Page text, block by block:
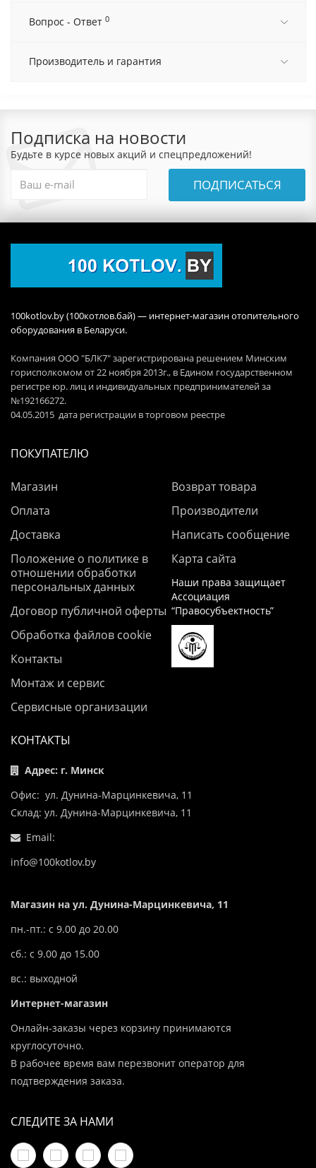
Вопрос - Ответ 0
Производитель и гарантия
Подписка на новости
Будьте в курсе новых акций и спецпредложений!
ПОДПИСАТЬСЯ
100kotlov.by (100котлов.бай) — интернет-магазин отопительного
оборудования в Беларуси.
Компания ООО "БЛК7" зарегистрирована решением Минским
горисполкомом от 22 ноября 2013г., в Едином государственном
регистре юр. лиц и индивидуальных предпринимателей за
№192166272.
04.05.2015 дата регистрации в торговом реестре
ПОКУПАТЕЛЮ
Магазин
Оплата
Доставка
Положение о политике в
отношении обработки
персональных данных
Договор публичной оферты
Обработка файлов cookie
Контакты
Монтаж и сервис
Сервисные организации
Возврат товара
Производители
Написать сообщение
Карта сайта
Наши права защищает
Ассоциация
“Правосубъектность”
КОНТАКТЫ
Адрес: г. Минск
Офис: ул. Дунина-Марцинкевича, 11
Склад: ул. Дунина-Марцинкевича, 11
Email:
info@100kotlov.by
Магазин на ул. Дунина-Марцинкевича, 11
пн.-пт.: с 9.00 до 20.00
сб.: с 9.00 до 15.00
вс.: выходной
Интернет-магазин
Онлайн-заказы через корзину принимаются
круглосуточно.
В рабочее время вам перезвонит оператор для
подтверждения заказа.
СЛЕДИТЕ ЗА НАМИ